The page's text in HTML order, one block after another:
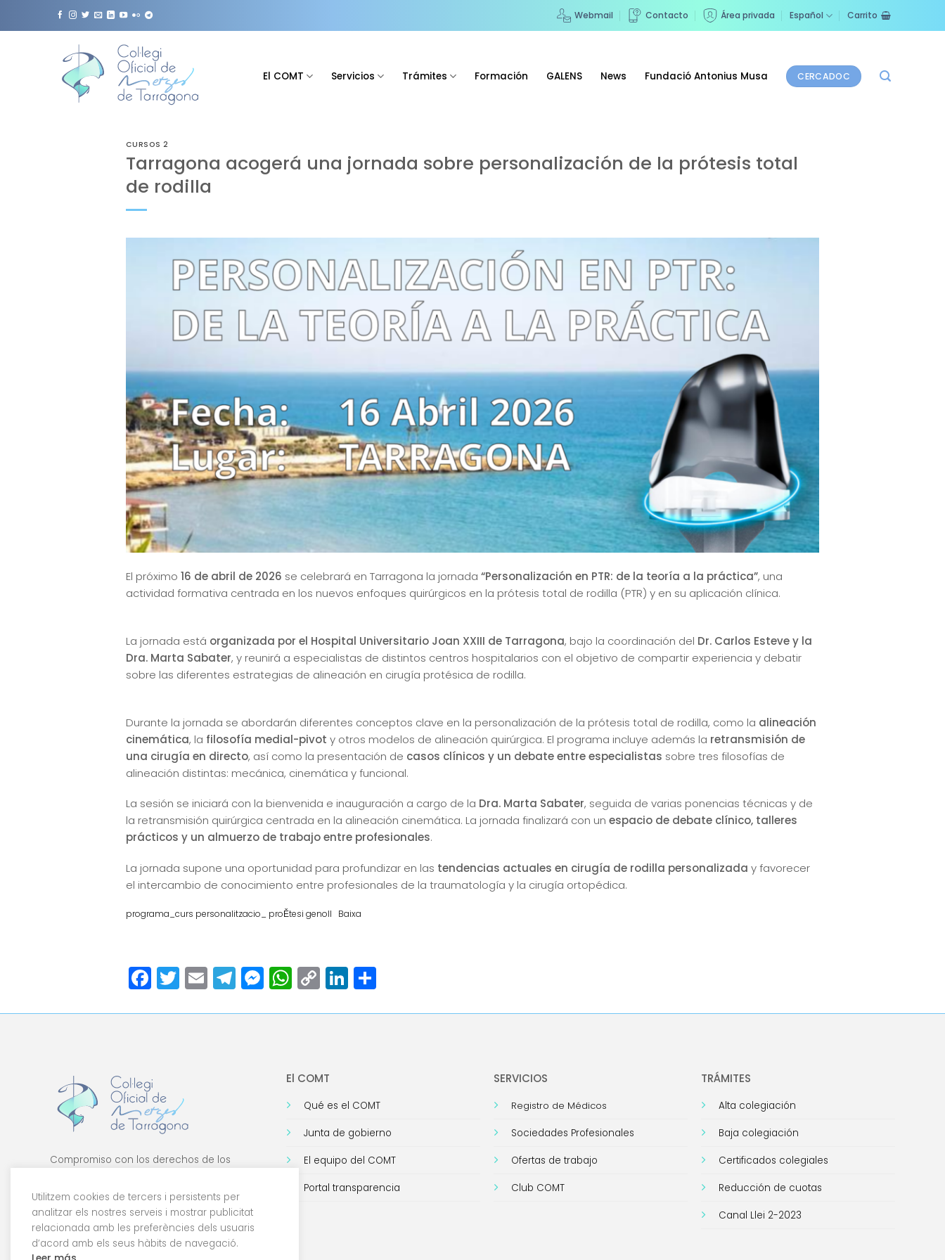
Webmail Contacto Área privada Español Carrito
El COMT Servicios Trámites Formación GALENS News Fundació Antonius Musa CERCADOC
CURSOS 2
Tarragona acogerá una jornada sobre personalización de la prótesis total
de rodilla
El próximo 16 de abril de 2026 se celebrará en Tarragona la jornada “Personalización en PTR: de la teoría a la práctica”, una
actividad formativa centrada en los nuevos enfoques quirúrgicos en la prótesis total de rodilla (PTR) y en su aplicación clínica.
La jornada está organizada por el Hospital Universitario Joan XXIII de Tarragona, bajo la coordinación del Dr. Carlos Esteve y la
Dra. Marta Sabater, y reunirá a especialistas de distintos centros hospitalarios con el objetivo de compartir experiencia y debatir
sobre las diferentes estrategias de alineación en cirugía protésica de rodilla.
Durante la jornada se abordarán diferentes conceptos clave en la personalización de la prótesis total de rodilla, como la alineación
cinemática, la filosofía medial-pivot y otros modelos de alineación quirúrgica. El programa incluye además la retransmisión de
una cirugía en directo, así como la presentación de casos clínicos y un debate entre especialistas sobre tres filosofías de
alineación distintas: mecánica, cinemática y funcional.
La sesión se iniciará con la bienvenida e inauguración a cargo de la Dra. Marta Sabater, seguida de varias ponencias técnicas y de
la retransmisión quirúrgica centrada en la alineación cinemática. La jornada finalizará con un espacio de debate clínico, talleres
prácticos y un almuerzo de trabajo entre profesionales.
La jornada supone una oportunidad para profundizar en las tendencias actuales en cirugía de rodilla personalizada y favorecer
el intercambio de conocimiento entre profesionales de la traumatología y la cirugía ortopédica.
programa_curs personalitzacio_ proĚtesi genoll Baixa
Facebook
Twitter
EmailTelegram
Messenger
WhatsApp
Copy
Link
LinkedIn
Compartir
Compromiso con los derechos de los
la tecnología.
El COMT
Qué es el COMT
Junta de gobierno
El equipo del COMT
Portal transparencia
SERVICIOS
Registro de Médicos
Sociedades Profesionales
Ofertas de trabajo
Club COMT
TRÁMITES
Alta colegiación
Baja colegiación
Certificados colegiales
Reducción de cuotas
Canal Llei 2-2023
Utilitzem cookies de tercers i persistents per
analitzar els nostres serveis i mostrar publicitat
relacionada amb les preferències dels usuaris
d’acord amb els seus hàbits de navegació.